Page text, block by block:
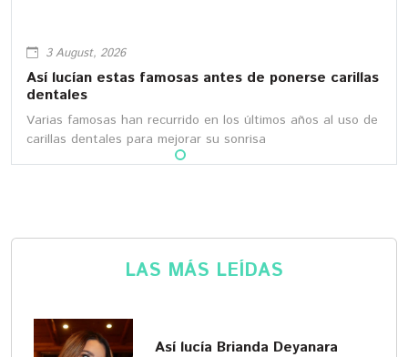
3 August, 2026
Así lucían estas famosas antes de ponerse carillas
dentales
Varias famosas han recurrido en los últimos años al uso de
carillas dentales para mejorar su sonrisa
LAS MÁS LEÍDAS
Así lucía Brianda Deyanara